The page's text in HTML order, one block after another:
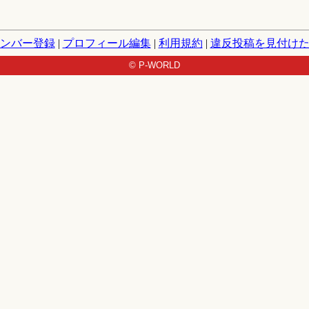
バー登録| プロフィール編集| 利用規約 | 違反投稿を見付け
© P-WORLD